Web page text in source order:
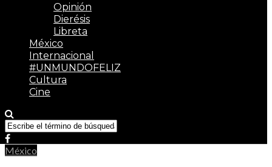
Opinión
Dierésis
Libreta
México
Internacional
#UNMUNDOFELIZ
Cultura
Cine
México